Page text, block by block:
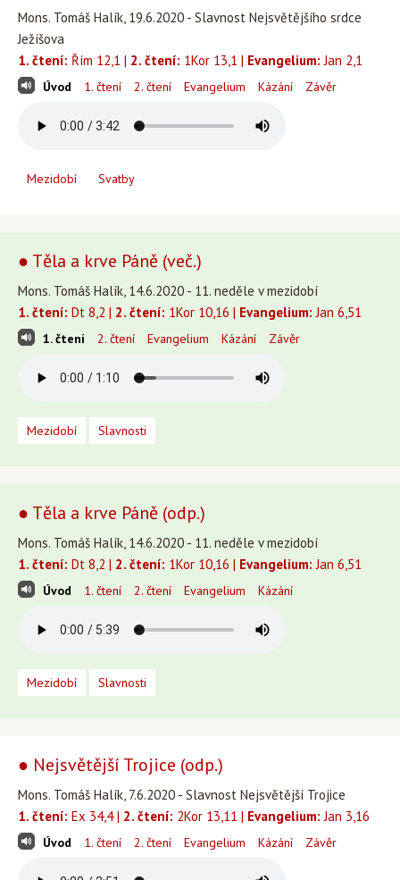
Mons. Tomáš Halík, 19.6.2020 - Slavnost Nejsvětějšího srdce
Ježíšova
1. čtení: Řím 12,1 | 2. čtení: 1Kor 13,1 | Evangelium: Jan 2,1
Úvod 1. čtení 2. čtení Evangelium Kázání Závěr
Mezidobí Svatby
● Těla a krve Páně (več.)
Mons. Tomáš Halík, 14.6.2020 - 11. neděle v mezidobí
1. čtení: Dt 8,2 | 2. čtení: 1Kor 10,16 | Evangelium: Jan 6,51
1. čtení 2. čtení Evangelium Kázání Závěr
Mezidobí Slavnosti
● Těla a krve Páně (odp.)
Mons. Tomáš Halík, 14.6.2020 - 11. neděle v mezidobí
1. čtení: Dt 8,2 | 2. čtení: 1Kor 10,16 | Evangelium: Jan 6,51
Úvod 1. čtení 2. čtení Evangelium Kázání
Mezidobí Slavnosti
● Nejsvětější Trojice (odp.)
Mons. Tomáš Halík, 7.6.2020 - Slavnost Nejsvětější Trojice
1. čtení: Ex 34,4 | 2. čtení: 2Kor 13,11 | Evangelium: Jan 3,16
Úvod 1. čtení 2. čtení Evangelium Kázání Závěr